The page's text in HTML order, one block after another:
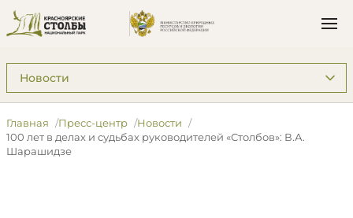
Подразделы: Пресс-центр
Главная Пресс-центр
Новости
​100 лет в делах и судьбах руководителей «Столбов»: В.А.
Шарашидзе